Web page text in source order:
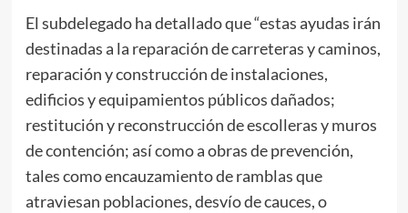
El subdelegado ha detallado que “estas ayudas irán
destinadas a la reparación de carreteras y caminos,
reparación y construcción de instalaciones,
edificios y equipamientos públicos dañados;
restitución y reconstrucción de escolleras y muros
de contención; así como a obras de prevención,
tales como encauzamiento de ramblas que
atraviesan poblaciones, desvío de cauces, o